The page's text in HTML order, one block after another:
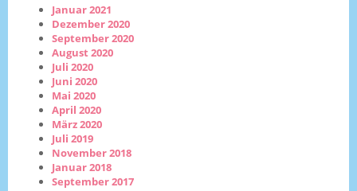
Januar 2021
Dezember 2020
September 2020
August 2020
Juli 2020
Juni 2020
Mai 2020
April 2020
März 2020
Juli 2019
November 2018
Januar 2018
September 2017